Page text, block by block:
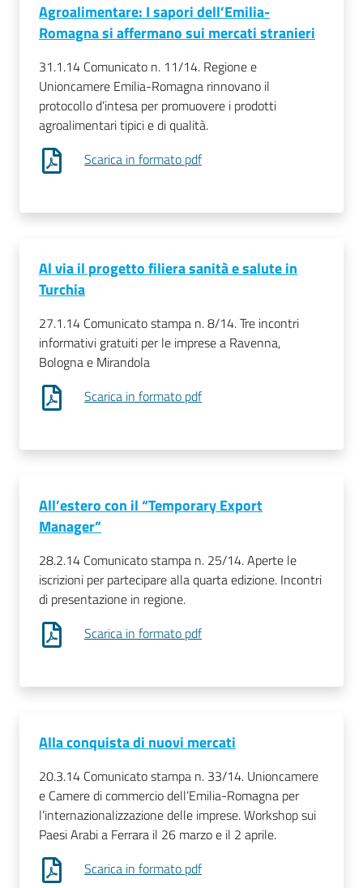
Agroalimentare: I sapori dell’Emilia-
Romagna si affermano sui mercati stranieri
31.1.14 Comunicato n. 11/14. Regione e
Unioncamere Emilia-Romagna rinnovano il
protocollo d’intesa per promuovere i prodotti
agroalimentari tipici e di qualità.
Scarica in formato pdf
Al via il progetto filiera sanità e salute in
Turchia
27.1.14 Comunicato stampa n. 8/14. Tre incontri
informativi gratuiti per le imprese a Ravenna,
Bologna e Mirandola
Scarica in formato pdf
All’estero con il “Temporary Export
Manager”
28.2.14 Comunicato stampa n. 25/14. Aperte le
iscrizioni per partecipare alla quarta edizione. Incontri
di presentazione in regione.
Scarica in formato pdf
Alla conquista di nuovi mercati
20.3.14 Comunicato stampa n. 33/14. Unioncamere
e Camere di commercio dell’Emilia-Romagna per
l’internazionalizzazione delle imprese. Workshop sui
Paesi Arabi a Ferrara il 26 marzo e il 2 aprile.
Scarica in formato pdf